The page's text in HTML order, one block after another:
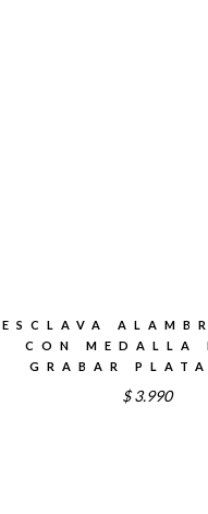
ESCLAVA
CON MEDALLA
GRABAR
$ 3.990